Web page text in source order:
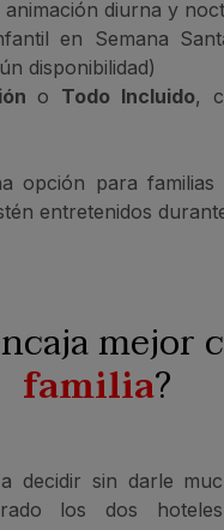
animación diurna y
en Semana
disponibilidad)
o Todo Incluido,
opción para familias
entretenidos
mejor
familia?
decidir sin darle
los dos